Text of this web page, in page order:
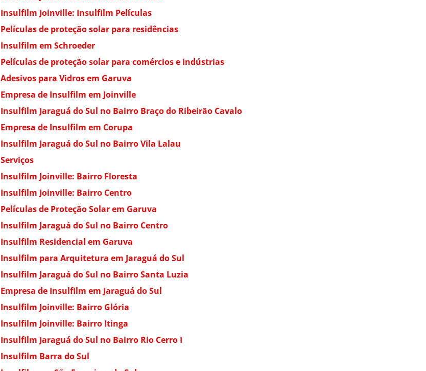
Insulfilm Joinville: Insulfilm Películas
Películas de proteção solar para residências
Insulfilm em Schroeder
Películas de proteção solar para comércios e indústrias
Adesivos para Vidros em Garuva
Empresa de Insulfilm em Joinville
Insulfilm Jaraguá do Sul no Bairro Braço do Ribeirão Cavalo
Empresa de Insulfilm em Corupa
Insulfilm Jaraguá do Sul no Bairro Vila Lalau
Serviços
Insulfilm Joinville: Bairro Floresta
Insulfilm Joinville: Bairro Centro
Películas de Proteção Solar em Garuva
Insulfilm Jaraguá do Sul no Bairro Centro
Insulfilm Residencial em Garuva
Insulfilm para Arquitetura em Jaraguá do Sul
Insulfilm Jaraguá do Sul no Bairro Santa Luzia
Empresa de Insulfilm em Jaraguá do Sul
Insulfilm Joinville: Bairro Glória
Insulfilm Joinville: Bairro Itinga
Insulfilm Jaraguá do Sul no Bairro Rio Cerro I
Insulfilm Barra do Sul